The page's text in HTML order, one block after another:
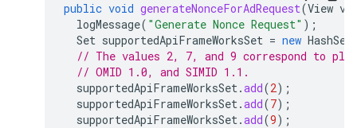
public void generateNonceForAdRequest(View
logMessage( "Generate Nonce Request" );
Set supportedApiFrameWorksSet = new HashSet
// The values 2, 7, and 9 correspond to
// OMID 1.0, and SIMID 1.1.
supportedApiFrameWorksSet.add(2);
supportedApiFrameWorksSet.add(7);
supportedApiFrameWorksSet.add(9);